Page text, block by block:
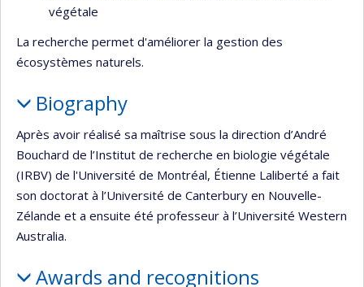
végétale
La recherche permet d'améliorer la gestion des
écosystèmes naturels.
Biography
Après avoir réalisé sa maîtrise sous la direction d’André
Bouchard de l’Institut de recherche en biologie végétale
(IRBV) de l'Université de Montréal, Étienne Laliberté a fait
son doctorat à l’Université de Canterbury en Nouvelle-
Zélande et a ensuite été professeur à l’Université Western
Australia.
Awards and recognitions